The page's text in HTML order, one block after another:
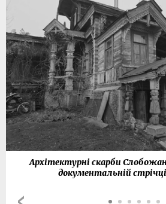
Архітектурні скарби
документальній